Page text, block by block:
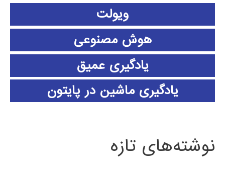
ویولت
هوش مصنوعی
یادگیری عمیق
یادگیری ماشین در پایتون
نوشته‌های تازه